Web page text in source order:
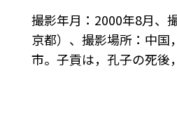
撮影年月：2000年8月、
京都）、撮影場所：中国
市。子貢は，孔子の死後
碑の後ろに庵がある。子